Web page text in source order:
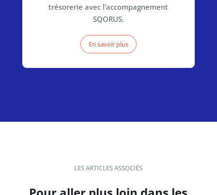
trésorerie avec l'accompagnement
SQORUS.
En savoir plus
LES ARTICLES ASSOCIÉS